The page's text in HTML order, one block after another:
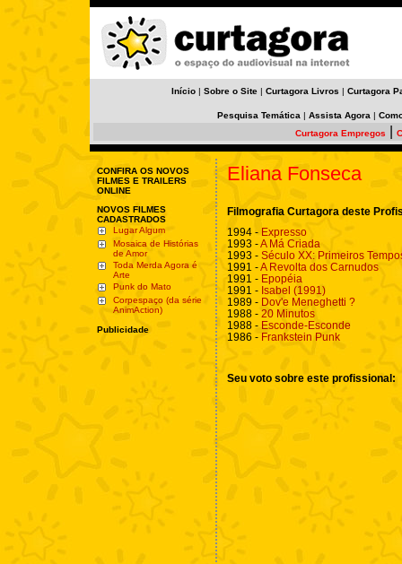
Início | Sobre o Site | Curtagora Livros | Curtagora
Pesquisa Temática | Assista Agora |
Curtagora Empregos
CONFIRA OS NOVOS
FILMES E TRAILERS
ONLINE
NOVOS FILMES
CADASTRADOS
Lugar Algum
Mosaica de Histórias
de Amor
Toda Merda Agora é
Arte
Punk do Mato
Corpespaço (da série
AnimAction)
Publicidade
Eliana Fonseca
Filmografia Curtagora deste
1994 - Expresso
1993 -A Má Criada
1993 - Século XX: Primeiros
1991 -A Revolta dos Carnudos
1991 - Epopéia
1991 - Isabel (1991)
1989 - Dov'e Meneghetti ?
1988 - 20 Minutos
1988 - Esconde-Esconde
1986 - Frankstein Punk
Seu voto sobre este profissional: